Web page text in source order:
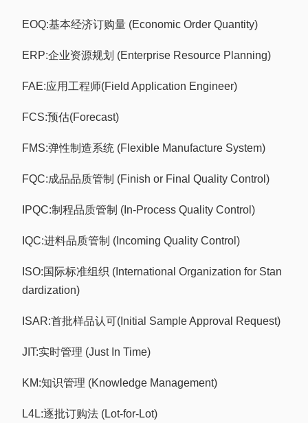
EOQ:基本经济订购量 (Economic Order Quantity)
ERP:企业资源规划 (Enterprise Resource Planning)
FAE:应用工程师(Field Application Engineer)
FCS:预估(Forecast)
FMS:弹性制造系统 (Flexible Manufacture System)
FQC:成品品质管制 (Finish or Final Quality Control)
IPQC:制程品质管制 (In-Process Quality Control)
IQC:进料品质管制 (Incoming Quality Control)
ISO:国际标准组织 (International Organization for Stan
dardization)
ISAR:首批样品认可(Initial Sample Approval Request)
JIT:实时管理 (Just In Time)
KM:知识管理 (Knowledge Management)
L4L:逐批订购法 (Lot-for-Lot)